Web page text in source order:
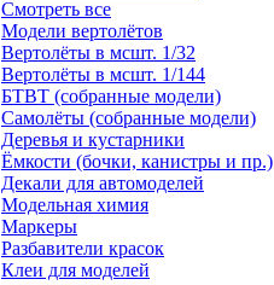
Смотреть все
Модели вертолётов
Вертолёты в мсшт. 1/32
Вертолёты в мсшт. 1/144
БТВТ (собранные модели)
Самолёты (собранные модели)
Деревья и кустарники
Ёмкости (бочки, канистры и пр.)
Декали для автомоделей
Модельная химия
Маркеры
Разбавители красок
Клеи для моделей